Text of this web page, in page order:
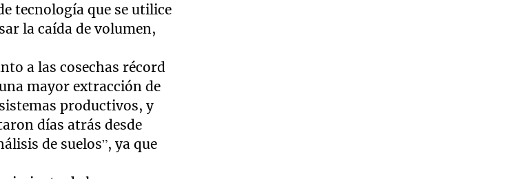
tecnología que se utilice
la caída de volumen,
a las cosechas récord
mayor extracción de
productivos, y
días atrás desde
de suelos”, ya que